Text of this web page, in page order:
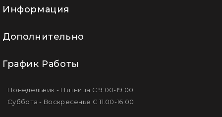
Информация
Дополнительно
График Работы
Понедельник - Пятница С 9.00-19.00
Суббота - Воскресенье С 11.00-16.00